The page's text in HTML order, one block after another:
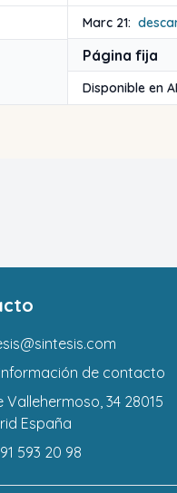
Marc 21:
Página fija
Disponible en
de contacto
Vallehermoso, 34 28015
España
593 20 98